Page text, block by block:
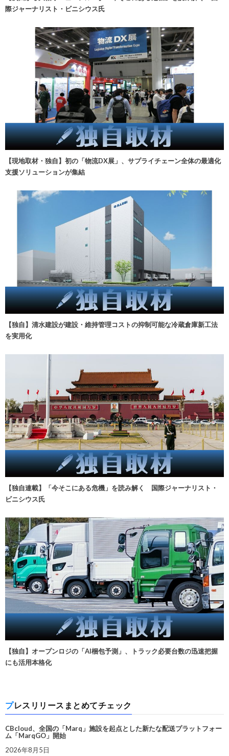
際ジャーナリスト・ビニシウス氏
【現地取材・独自】初の「物流DX展」、サプライチェーン全体の最適化
支援ソリューションが集結
【独自】清水建設が建設・維持管理コストの抑制可能な冷蔵倉庫新工法
を実用化
【独自連載】「今そこにある危機」を読み解く 国際ジャーナリスト・
ビニシウス氏
【独自】オープンロジの「AI梱包予測」、トラック必要台数の迅速把握
にも活用本格化
プレスリリースまとめてチェック
CBcloud、全国の「Marq」施設を起点とした新たな配送プラットフォー
ム「MarqGO」開始
2026年8月5日